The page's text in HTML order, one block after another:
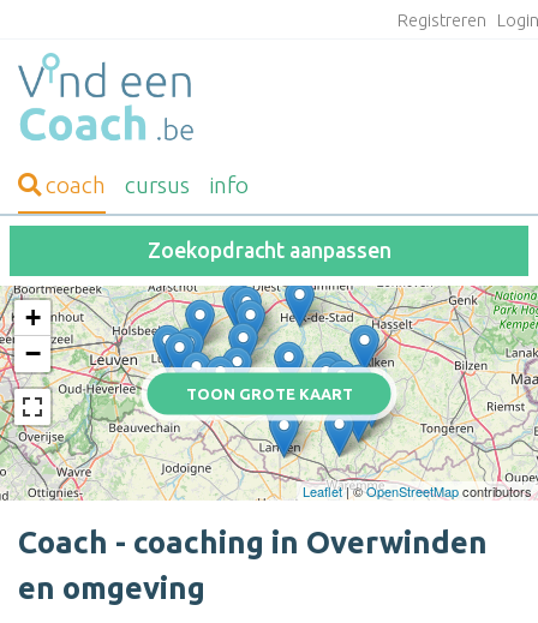
Registreren
coach cursus info
Zoekopdracht aanpassen
TOON GROTE KAART
+
−
Leaflet| ©OpenStreetMapcontributors
Coach - coaching in Overwinden
en omgeving